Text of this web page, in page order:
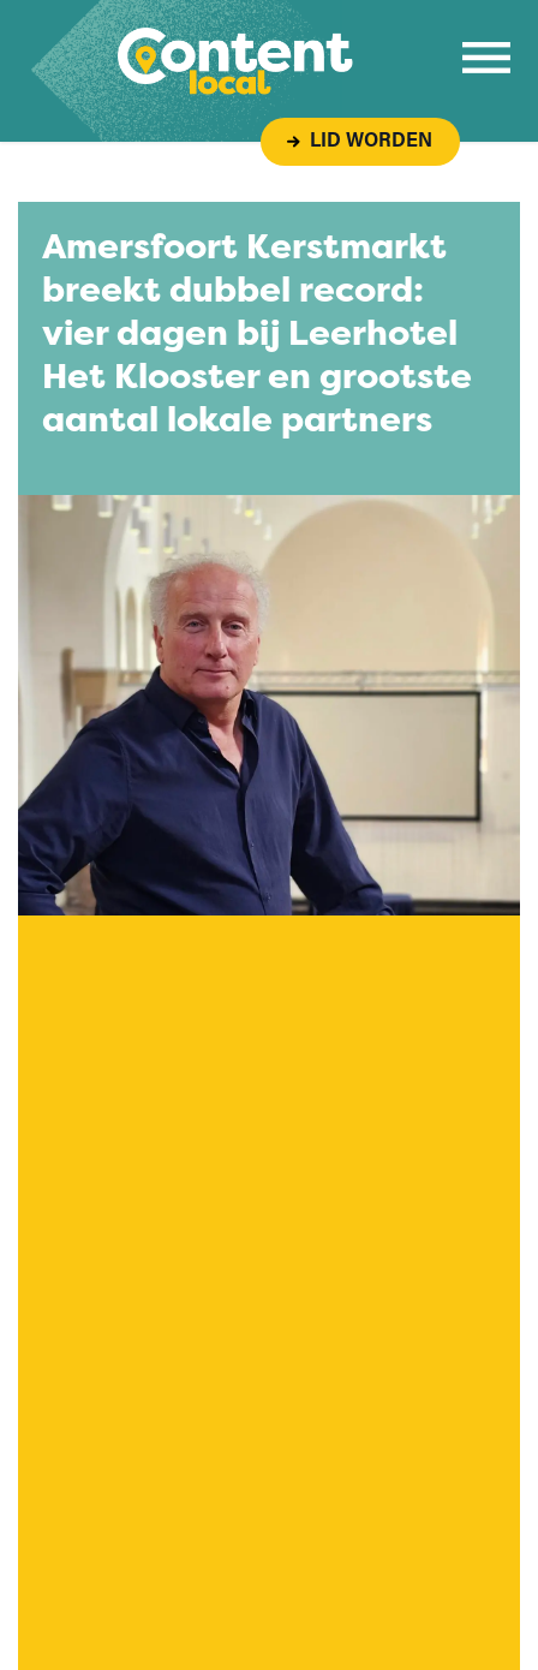
Overslaan naar inhoud
LID WORDEN
Amersfoort Kerstmarkt
breekt dubbel record:
vier dagen bij Leerhotel
Het Klooster en grootste
aantal lokale partners